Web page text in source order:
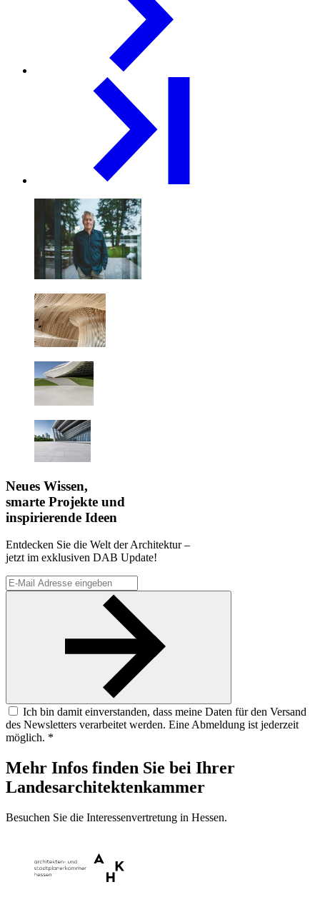
Neues Wissen,
smarte Projekte und
inspirierende Ideen
Entdecken Sie die Welt der Architektur –
jetzt im exklusiven DAB Update!
Ich bin damit einverstanden, dass meine Daten für den Versand
des Newsletters verarbeitet werden. Eine Abmeldung ist jederzeit
möglich. *
Mehr Infos finden Sie bei Ihrer
Landesarchitektenkammer
Besuchen Sie die Interessenvertretung in Hessen.